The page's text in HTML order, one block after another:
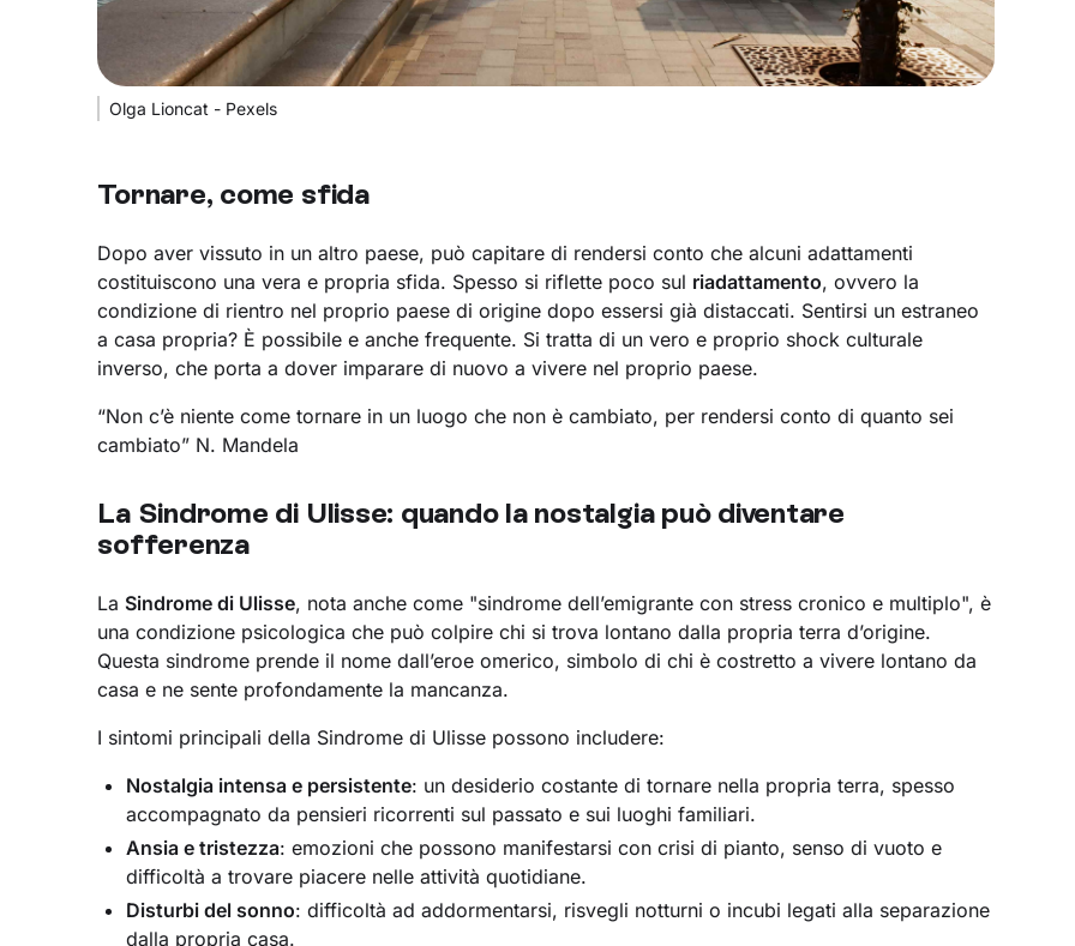
Olga Lioncat - Pexels
Tornare, come sfida
Dopo aver vissuto in un altro paese, può capitare di rendersi conto che alcuni adattamenti
costituiscono una vera e propria sfida. Spesso si riflette poco sul riadattamento, ovvero la
condizione di rientro nel proprio paese di origine dopo essersi già distaccati. Sentirsi un estraneo
a casa propria? È possibile e anche frequente. Si tratta di un vero e proprio shock culturale
inverso, che porta a dover imparare di nuovo a vivere nel proprio paese.
“Non c’è niente come tornare in un luogo che non è cambiato, per rendersi conto di quanto sei
cambiato” N. Mandela
La Sindrome di Ulisse: quando la nostalgia può diventare
sofferenza
La Sindrome di Ulisse, nota anche come "sindrome dell’emigrante con stress cronico e multiplo", è
una condizione psicologica che può colpire chi si trova lontano dalla propria terra d’origine.
Questa sindrome prende il nome dall’eroe omerico, simbolo di chi è costretto a vivere lontano da
casa e ne sente profondamente la mancanza.
I sintomi principali della Sindrome di Ulisse possono includere:
Nostalgia intensa e persistente: un desiderio costante di tornare nella propria terra, spesso
accompagnato da pensieri ricorrenti sul passato e sui luoghi familiari.
Ansia e tristezza: emozioni che possono manifestarsi con crisi di pianto, senso di vuoto e
difficoltà a trovare piacere nelle attività quotidiane.
Disturbi del sonno: difficoltà ad addormentarsi, risvegli notturni o incubi legati alla separazione
dalla propria casa.